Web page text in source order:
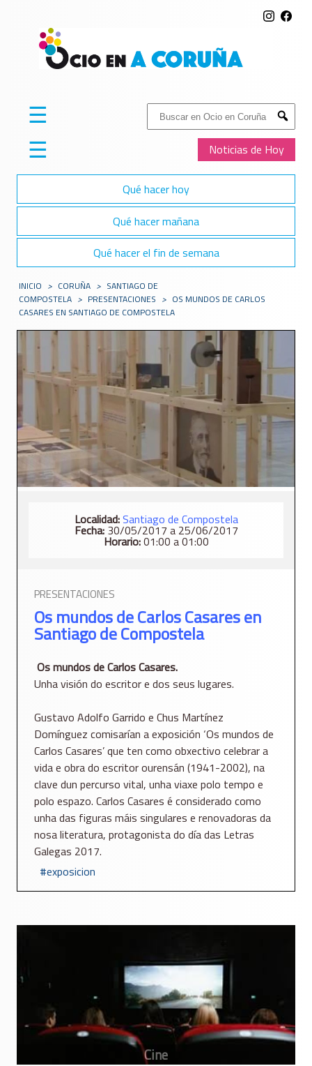
Buscar:
Submit
Noticias de Hoy
☰
☰
Qué hacer hoy
Qué hacer mañana
Qué hacer el fin de semana
INICIO > CORUÑA > SANTIAGO DE
COMPOSTELA > PRESENTACIONES > OS MUNDOS DE CARLOS
CASARES EN SANTIAGO DE COMPOSTELA
Localidad:Santiago de Compostela
Fecha:30/05/2017 a 25/06/2017
Horario:01:00 a 01:00
PRESENTACIONES
Os mundos de Carlos Casares en
Santiago de Compostela
Os mundos de Carlos Casares.
Unha visión do escritor e dos seus lugares.
Gustavo Adolfo Garrido e Chus Martínez
Domínguez comisarían a exposición ‘Os mundos de
Carlos Casares’ que ten como obxectivo celebrar a
vida e obra do escritor ourensán (1941-2002), na
clave dun percurso vital, unha viaxe polo tempo e
polo espazo. Carlos Casares é considerado como
unha das figuras máis singulares e renovadoras da
nosa literatura, protagonista do día das Letras
Galegas 2017.
exposicion